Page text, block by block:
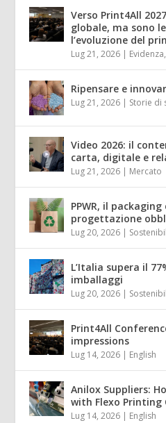
Verso Print4All
globale, ma sono
l’evoluzione del
Lug 21, 2026 | Evidenza,
Ripensare e
Lug 21, 2026 | Storie di
Video 2026: il
carta, digitale e
Lug 21, 2026 | Mercato
PPWR, il
progettazione
Lug 20, 2026 |
L’Italia supera il
imballaggi
Lug 20, 2026 |
Print4All
impressions
Lug 14, 2026 | English
Anilox Suppliers:
with Flexo Printing
Lug 14, 2026 | English